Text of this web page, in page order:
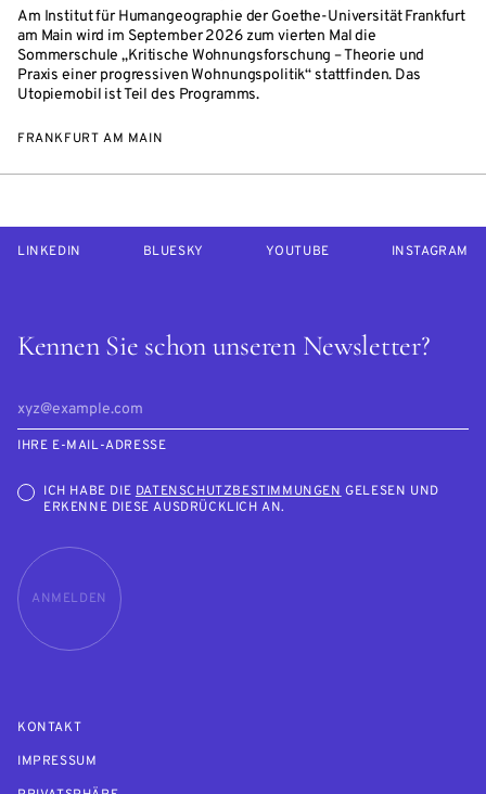
Am Institut für Humangeographie der Goethe-Universität Frankfurt
am Main wird im September 2026 zum vierten Mal die
Sommerschule „Kritische Wohnungsforschung – Theorie und
Praxis einer progressiven Wohnungspolitik“ stattfinden. Das
Utopiemobil ist Teil des Programms.
FRANKFURT AM MAIN
Kennen Sie schon unseren Newsletter?
IHRE E-MAIL-ADRESSE
ICH HABE DIEDATENSCHUTZBESTIMMUNGENGELESEN UND
ERKENNE DIESE AUSDRÜCKLICH AN.
ANMELDEN
LINKEDIN BLUESKY YOUTUBE INSTAGRAM
KONTAKT
IMPRESSUM